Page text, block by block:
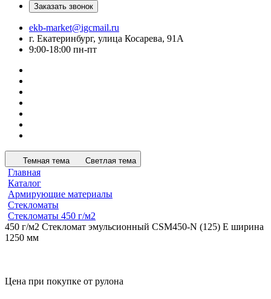
Заказать звонок
ekb-market@igcmail.ru
г. Екатеринбург, улица Косарева, 91А
9:00-18:00 пн-пт
Темная тема Светлая тема
Главная
Каталог
Армирующие материалы
Стекломаты
Стекломаты 450 г/м2
450 г/м2 Стекломат эмульсионный CSM450-N (125) E ширина
1250 мм
Цена при покупке от рулона